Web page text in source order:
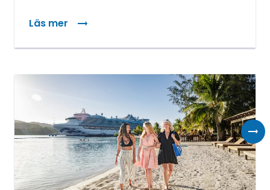
Läs mer
: Livet ombord på ett kryssningsfartyg